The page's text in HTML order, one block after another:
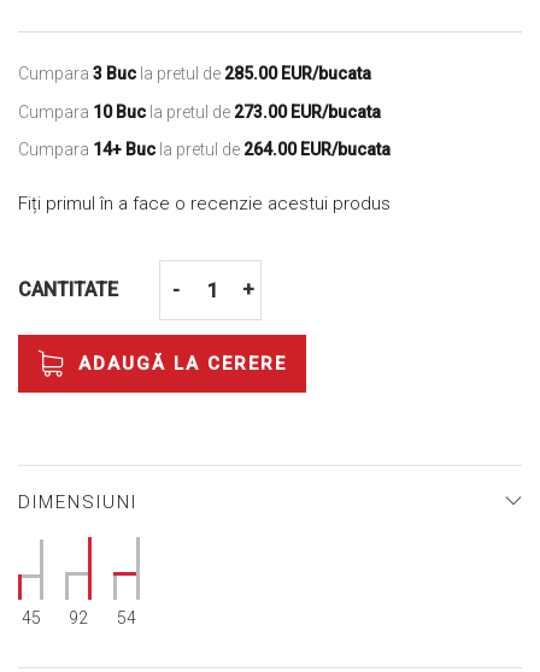
Cumpara 3 Buc la pretul de 285.00 EUR/bucata
Cumpara 10 Buc la pretul de 273.00 EUR/bucata
Cumpara 14+ Buc la pretul de 264.00 EUR/bucata
Fiți primul în a face o recenzie acestui produs
CANTITATE - +
ADAUGĂ LA CERERE
DIMENSIUNI
45 92 54